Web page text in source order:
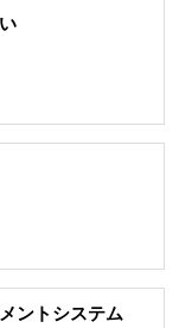
ントシステム